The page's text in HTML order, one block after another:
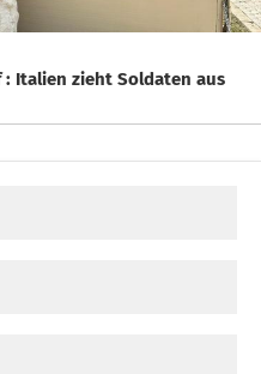
Italien zieht Soldaten aus